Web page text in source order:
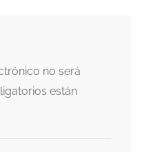
no será
están